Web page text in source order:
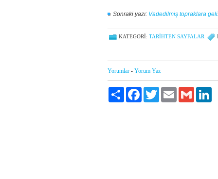
Sonraki yazı: Vadedilmiş topraklara
KATEGORI: TARIHTEN SAYFALAR
Yorumlar - Yorum Yaz
Paylaş FacebookTwitter Email Gmail